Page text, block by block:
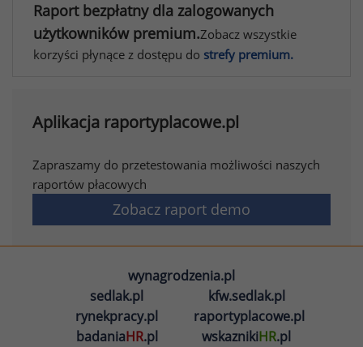
Raport bezpłatny dla zalogowanych
użytkowników premium.Zobacz wszystkie
korzyści płynące z dostępu do strefy premium.
Aplikacja raportyplacowe.pl
Zapraszamy do przetestowania możliwości naszych
raportów płacowych
Zobacz raport demo
wynagrodzenia.pl
sedlak.pl
kfw.sedlak.pl
rynekpracy.pl
raportyplacowe.pl
badaniaHR.pl wskaznikiHR.pl